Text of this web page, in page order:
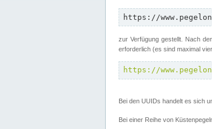
https://
zur Verfügung gestellt. Nach
erforderlich (es sind maximal
https://
Bei den UUIDs handelt es sich
Bei einer Reihe von